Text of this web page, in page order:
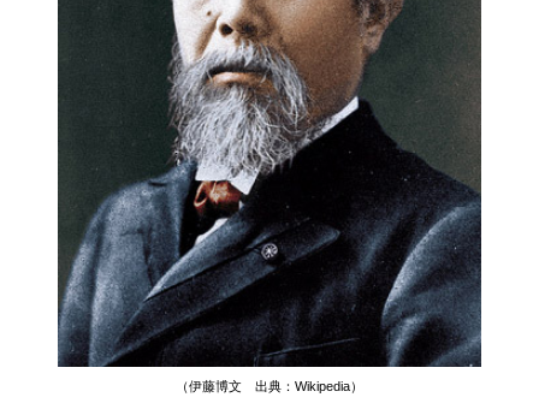
（伊藤博文 出典：Wikipedia）